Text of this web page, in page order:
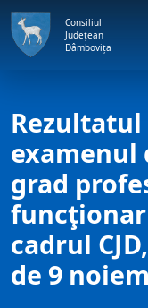
Consiliul
Județean
Dâmbovița
examenul
grad
cadrul
de 9